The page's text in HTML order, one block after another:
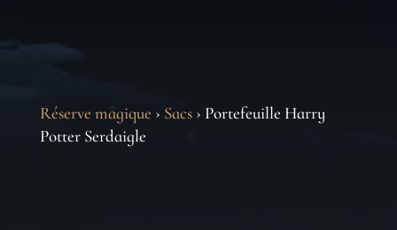
Réserve magique › Sacs› Portefeuille Harry
Potter Serdaigle